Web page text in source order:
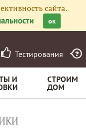
сайта.
ок
Тестирования
И
СТРОИМ
ДОМ